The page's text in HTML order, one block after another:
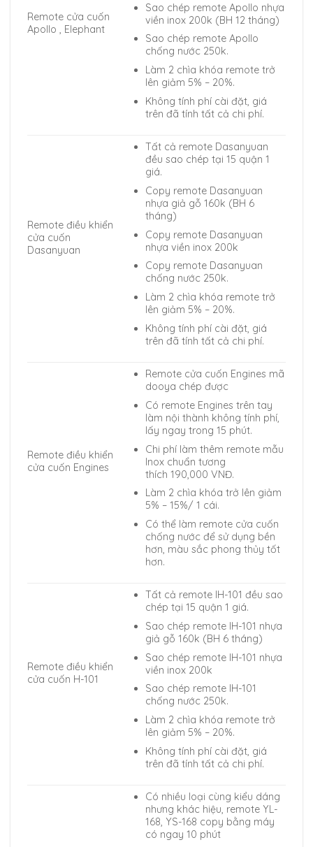
Remote cửa cuốn
Apollo , Elephant
Sao chép remote Apollo nhựa
viền inox 200k (BH 12 tháng)
Sao chép remote Apollo
chống nước 250k.
Làm 2 chìa khóa remote trở
lên giảm 5% – 20%.
Không tính phí cài đặt, giá
trên đã tính tất cả chi phí.
Remote điều khiển
cửa cuốn
Dasanyuan
Tất cả remote Dasanyuan
đều sao chép tại 15 quận 1
giá.
Copy remote Dasanyuan
nhựa giả gỗ 160k (BH 6
tháng)
Copy remote Dasanyuan
nhựa viền inox 200k
Copy remote Dasanyuan
chống nước 250k.
Làm 2 chìa khóa remote trở
lên giảm 5% – 20%.
Không tính phí cài đặt, giá
trên đã tính tất cả chi phí.
Remote điều khiển
cửa cuốn Engines
Remote cửa cuốn Engines mã
dooya chép được
Có remote Engines trên tay
làm nội thành không tính phí,
lấy ngay trong 15 phút.
Chi phí làm thêm remote mẫu
Inox chuẩn tương
thích 190,000 VNĐ.
Làm 2 chìa khóa trở lên giảm
5% – 15%/ 1 cái.
Có thể làm remote cửa cuốn
chống nước để sử dụng bền
hơn, màu sắc phong thủy tốt
hơn.
Remote điều khiển
cửa cuốn H-101
Tất cả remote IH-101 đều sao
chép tại 15 quận 1 giá.
Sao chép remote IH-101 nhựa
giả gỗ 160k (BH 6 tháng)
Sao chép remote IH-101 nhựa
viền inox 200k
Sao chép remote IH-101
chống nước 250k.
Làm 2 chìa khóa remote trở
lên giảm 5% – 20%.
Không tính phí cài đặt, giá
trên đã tính tất cả chi phí.
Có nhiều loại cùng kiểu dáng
nhưng khác hiệu, remote YL-
168, YS-168 copy bằng máy
có ngay 10 phút